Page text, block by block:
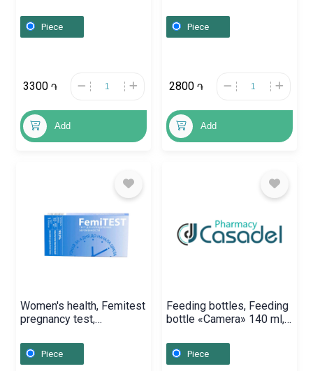
Piece
3300 ֏
Add
Վրաստան
Piece
2800 ֏
Add
Women's health, Femitest
pregnancy test,
Piece
Feeding bottles, Feeding
bottle «Camera» 140 ml,
Piece